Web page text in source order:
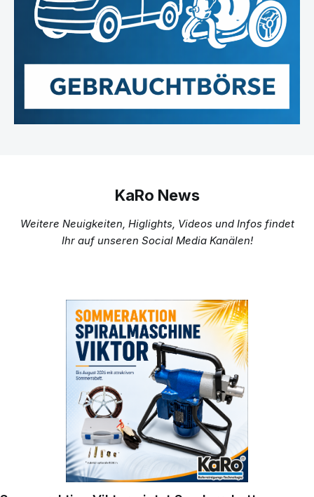
KaRo News
Weitere Neuigkeiten, Higlights, Videos und Infos findet
Ihr auf unseren Social Media Kanälen!